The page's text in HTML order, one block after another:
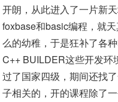
开朗，从此进入了一片新
foxbase和basic编程，就
么的幼稚，于是狂补了各
C++ BUILDER这些开发环
过了国家四级，期间还找
子相关的，开的课程除了